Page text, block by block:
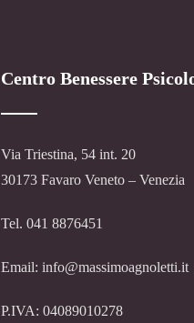
Centro Benessere
Via Triestina, 54 int. 20
30173 Favaro Veneto – Venezia
Tel. 041 8876451
Email: info@massimoagnoletti.it
P.IVA: 04089010278